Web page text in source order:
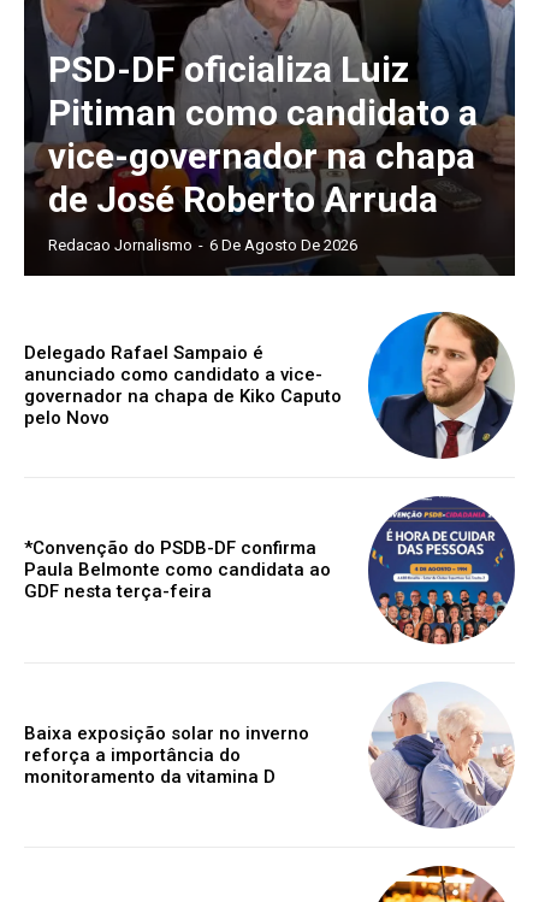
PSD-DF oficializa Luiz
Pitiman como candidato a
vice-governador na chapa
de José Roberto Arruda
Redacao Jornalismo - 6 De Agosto De 2026
Delegado Rafael Sampaio é
anunciado como candidato a vice-
governador na chapa de Kiko Caputo
pelo Novo
*Convenção do PSDB-DF confirma
Paula Belmonte como candidata ao
GDF nesta terça-feira
Baixa exposição solar no inverno
reforça a importância do
monitoramento da vitamina D